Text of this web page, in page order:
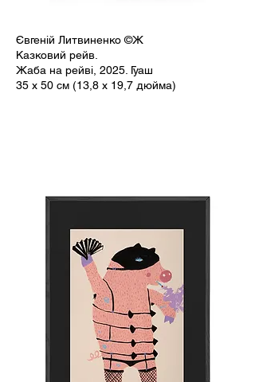
Євгеній Литвиненко ©Ж
Казковий рейв.
Жаба на рейві, 2025. Гуаш
35 x 50 см (13,8 x 19,7 дюйма)